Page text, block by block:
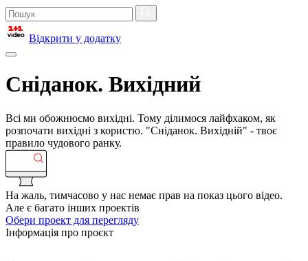
Відкрити у додатку
Сніданок. Вихідний
Всі ми обожнюємо вихідні. Тому ділимося лайфхаком, як
розпочати вихідні з користю. "Сніданок. Вихідній" - твоє
правило чудового ранку.
На жаль, тимчасово у нас немає прав на показ цього відео.
Але є багато інших проектів
Обери проект для перегляду
Інформація про проєкт